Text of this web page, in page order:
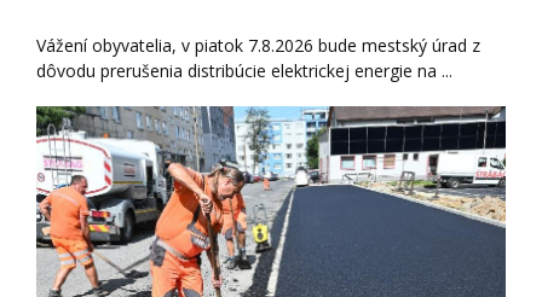
Vážení obyvatelia, v piatok 7.8.2026 bude mestský úrad z
dôvodu prerušenia distribúcie elektrickej energie na ...